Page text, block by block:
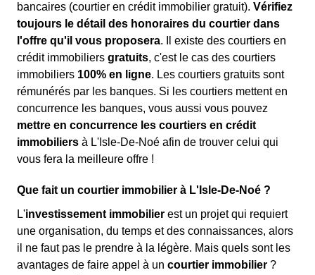
bancaires (courtier en crédit immobilier gratuit). Vérifiez
toujours le détail des honoraires du courtier dans
l'offre qu'il vous proposera. Il existe des courtiers en
crédit immobiliers gratuits, c'est le cas des courtiers
immobiliers 100% en ligne. Les courtiers gratuits sont
rémunérés par les banques. Si les courtiers mettent en
concurrence les banques, vous aussi vous pouvez
mettre en concurrence les courtiers en crédit
immobiliers à L'Isle-De-Noé afin de trouver celui qui
vous fera la meilleure offre !
Que fait un courtier immobilier à L'Isle-De-Noé ?
L'investissement immobilier est un projet qui requiert
une organisation, du temps et des connaissances, alors
il ne faut pas le prendre à la légère. Mais quels sont les
avantages de faire appel à un courtier immobilier ?